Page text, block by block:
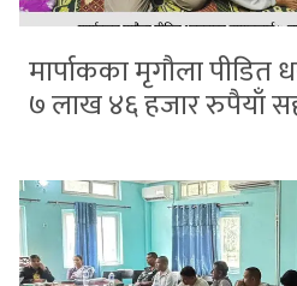
मार्पाकका मृगौला पीडित
७ लाख ४६ हजार रुपैयाँ